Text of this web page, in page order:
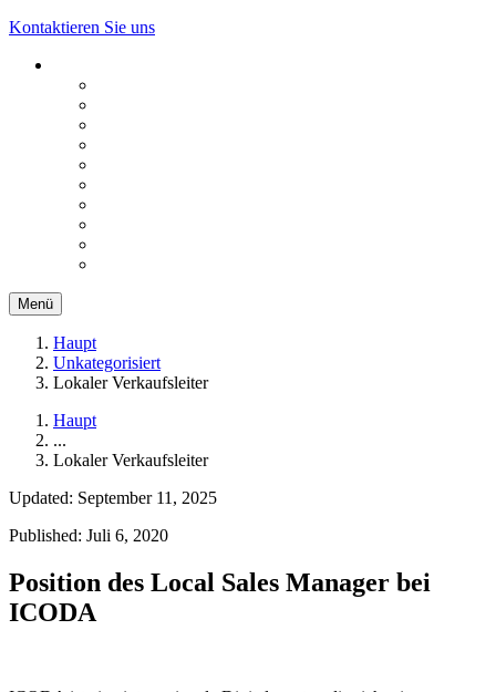
Kontaktieren Sie uns
Menü
Haupt
Unkategorisiert
Lokaler Verkaufsleiter
Haupt
...
Lokaler Verkaufsleiter
Updated: September 11, 2025
Published: Juli 6, 2020
Position des Local Sales Manager bei
ICODA